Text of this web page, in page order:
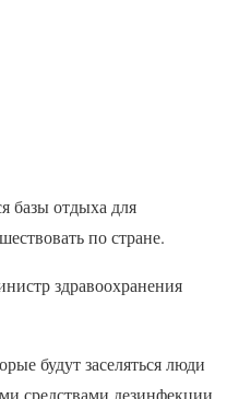
базы отдыха для
по стране.
здравоохранения
будут заселяться люди
средствами дезинфекции